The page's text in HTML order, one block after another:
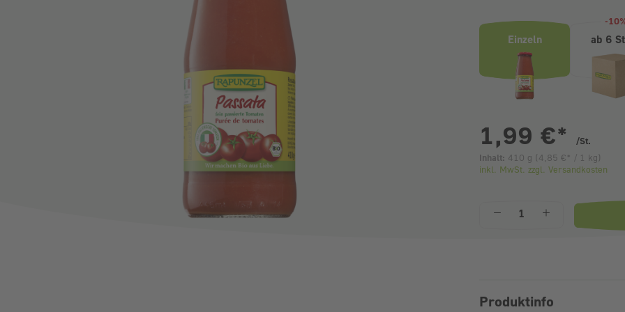
Einzeln
-
ab 6
1,99 €* /St.
Inhalt: 410 g (4,85 € * / 1 kg)
inkl. MwSt. zzgl. Versandkosten
Anzahl
Produktinfo